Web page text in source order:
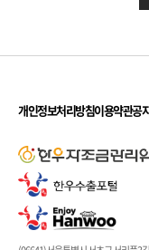
개인정보처리방침이용약관공